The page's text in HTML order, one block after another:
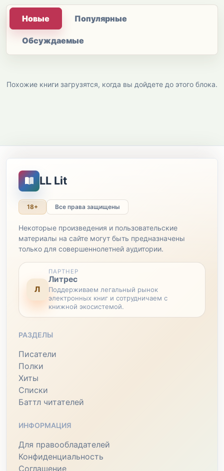
Новые Популярные
Обсуждаемые
Похожие книги загрузятся, когда вы дойдете до этого блока.
LL Lit
18+ Все права защищены
Некоторые произведения и пользовательские
материалы на сайте могут быть предназначены
только для совершеннолетней аудитории.
Л
ПАРТНЕР
Литрес
Поддерживаем легальный рынок
электронных книг и сотрудничаем с
книжной экосистемой.
РАЗДЕЛЫ
Писатели
Полки
Хиты
Списки
Баттл читателей
ИНФОРМАЦИЯ
Для правообладателей
Конфиденциальность
Соглашение